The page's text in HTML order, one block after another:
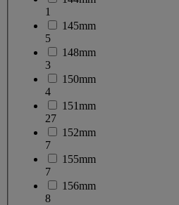
1
145mm
5
148mm
3
150mm
4
151mm
27
152mm
7
155mm
7
156mm
8